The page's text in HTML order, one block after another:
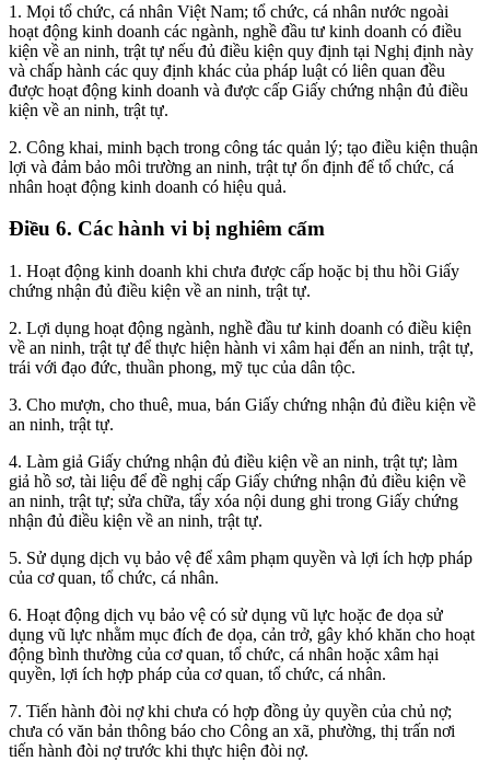
1. Mọi tổ chức, cá nhân Việt Nam; tổ chức, cá nhân nước ngoài
hoạt động kinh doanh các ngành, nghề đầu tư kinh doanh có điều
kiện về an ninh, trật tự nếu đủ điều kiện quy định tại Nghị định này
và chấp hành các quy định khác của pháp luật có liên quan đều
được hoạt động kinh doanh và được cấp Giấy chứng nhận đủ điều
kiện về an ninh, trật tự.
2. Công khai, minh bạch trong công tác quản lý; tạo điều kiện thuận
lợi và đảm bảo môi trường an ninh, trật tự ổn định để tổ chức, cá
nhân hoạt động kinh doanh có hiệu quả.
Điều 6. Các hành vi bị nghiêm cấm
1. Hoạt động kinh doanh khi chưa được cấp hoặc bị thu hồi Giấy
chứng nhận đủ điều kiện về an ninh, trật tự.
2. Lợi dụng hoạt động ngành, nghề đầu tư kinh doanh có điều kiện
về an ninh, trật tự để thực hiện hành vi xâm hại đến an ninh, trật tự,
trái với đạo đức, thuần phong, mỹ tục của dân tộc.
3. Cho mượn, cho thuê, mua, bán Giấy chứng nhận đủ điều kiện về
an ninh, trật tự.
4. Làm giả Giấy chứng nhận đủ điều kiện về an ninh, trật tự; làm
giả hồ sơ, tài liệu để đề nghị cấp Giấy chứng nhận đủ điều kiện về
an ninh, trật tự; sửa chữa, tẩy xóa nội dung ghi trong Giấy chứng
nhận đủ điều kiện về an ninh, trật tự.
5. Sử dụng dịch vụ bảo vệ để xâm phạm quyền và lợi ích hợp pháp
của cơ quan, tổ chức, cá nhân.
6. Hoạt động dịch vụ bảo vệ có sử dụng vũ lực hoặc đe dọa sử
dụng vũ lực nhằm mục đích đe dọa, cản trở, gây khó khăn cho hoạt
động bình thường của cơ quan, tổ chức, cá nhân hoặc xâm hại
quyền, lợi ích hợp pháp của cơ quan, tổ chức, cá nhân.
7. Tiến hành đòi nợ khi chưa có hợp đồng ủy quyền của chủ nợ;
chưa có văn bản thông báo cho Công an xã, phường, thị trấn nơi
tiến hành đòi nợ trước khi thực hiện đòi nợ.